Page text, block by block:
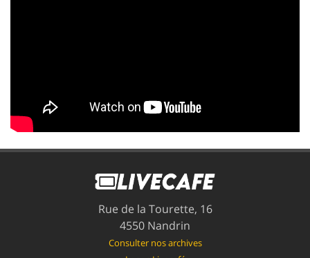
Rue de la Tourette, 16
4550 Nandrin
Consulter nos archives